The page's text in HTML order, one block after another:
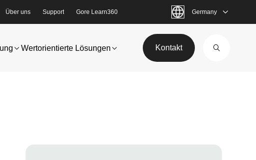
Über uns Support Gore Learn360 Germany
Wertorientierte Lösungen Kontakt
Image